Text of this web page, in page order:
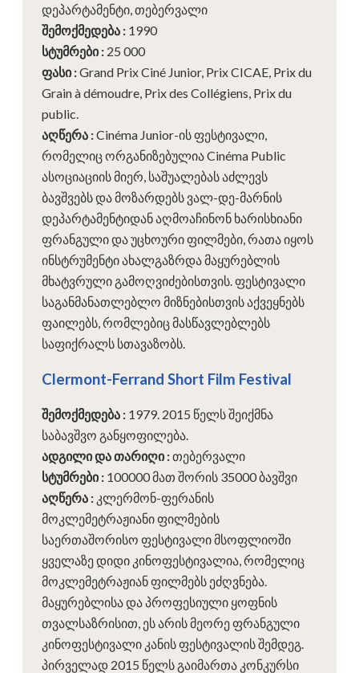
დეპარტამენტი, თებერვალი
შემოქმედება : 1990
სტუმრები: 25 000
ფასი:Grand Prix Ciné Junior, Prix CICAE, Prix du
Grain à démoudre, Prix des Collégiens, Prix du
public.
აღწერა :Cinéma Junior-ის ფესტივალი,
რომელიც ორგანიზებულია Cinéma Public
ასოციაციის მიერ, საშუალებას აძლევს
ბავშვებს და მოზარდებს ვალ-დე-მარნის
დეპარტამენტიდან აღმოაჩინონ ხარისხიანი
ფრანგული და უცხოური ფილმები, რათა იყოს
ინსტრუმენტი ახალგაზრდა მაყურებლის
მხატვრული გამოღვიძებისთვის. ფესტივალი
საგანმანათლებლო მიზნებისთვის აქვეყნებს
ფაილებს, რომლებიც მასწავლებლებს
საფიქრალს სთავაზობს.
Clermont-Ferrand Short Film Festival
შემოქმედება : 1979. 2015 წელს შეიქმნა
საბავშვო განყოფილება.
ადგილი და თარიღი:თებერვალი
სტუმრები: 100000 მათ შორის 35000 ბავშვი
აღწერა : კლერმონ-ფერანის
მოკლემეტრაჟიანი ფილმების
საერთაშორისო ფესტივალი მსოფლიოში
ყველაზე დიდი კინოფესტივალია, რომელიც
მოკლემეტრაჟიან ფილმებს ეძღვნება.
მაყურებლისა და პროფესიული ყოფნის
თვალსაზრისით, ეს არის მეორე ფრანგული
კინოფესტივალი კანის ფესტივალის შემდეგ.
პირველად 2015 წელს გაიმართა კონკურსი